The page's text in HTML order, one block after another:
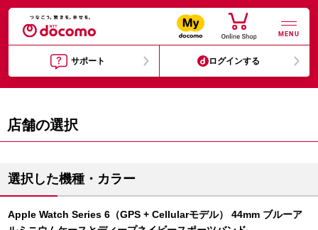
MENU
サポート ログインする
店舗の選択
選択した機種・カラー
Apple Watch Series 6（GPS + Cellularモデル） 44mm ブルーア